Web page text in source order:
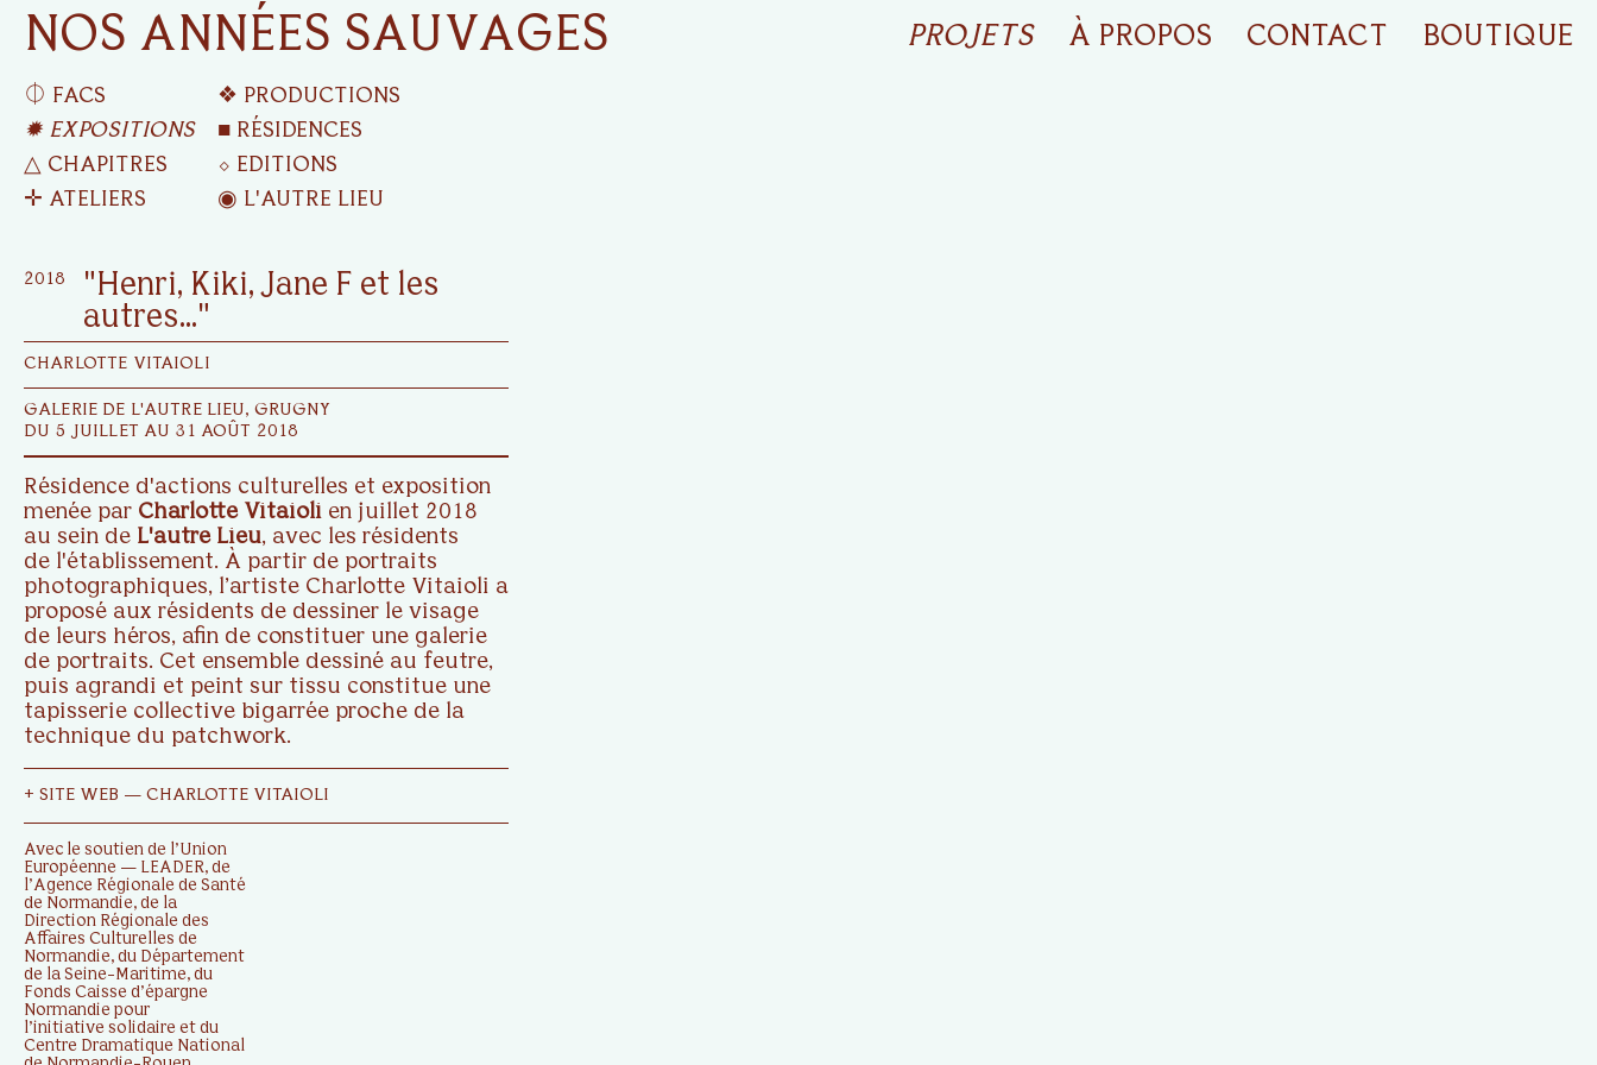
NOS ANNÉES SAUVAGES PROJETS À PROPOS CONTACT BOUTIQUE
⏀ FACS
❖ PRODUCTIONS
✹ EXPOSITIONS
■ RÉSIDENCES
△ CHAPITRES
⬦ EDITIONS
✛ ATELIERS
◉ L'AUTRE LIEU
2018
"Henri, Kiki, Jane F et les
autres..."
CHARLOTTE VITAIOLI
GALERIE DE L'AUTRE LIEU, GRUGNY
DU 5 JUILLET AU 31 AOÛT 2018
Résidence d'actions culturelles et exposition
menée par Charlotte Vitaioli en juillet 2018
au sein de L'autre Lieu, avec les résidents
de l'établissement. À partir de portraits
photographiques, l’artiste Charlotte Vitaioli a
proposé aux résidents de dessiner le visage
de leurs héros, afin de constituer une galerie
de portraits. Cet ensemble dessiné au feutre,
puis agrandi et peint sur tissu constitue une
tapisserie collective bigarrée proche de la
technique du patchwork.
+ SITE WEB — CHARLOTTE VITAIOLI
Avec le soutien de l’Union
Européenne — LEADER, de
l’Agence Régionale de Santé
de Normandie, de la
Direction Régionale des
Affaires Culturelles de
Normandie, du Département
de la Seine-Maritime, du
Fonds Caisse d’épargne
Normandie pour
l’initiative solidaire et du
Centre Dramatique National